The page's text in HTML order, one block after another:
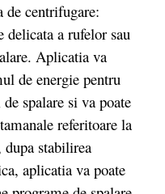
de centrifugare:
delicata a rufelor sau
Aplicatia va
de energie pentru
spalare si va poate
referitoare la
stabilirea
aplicatia va poate